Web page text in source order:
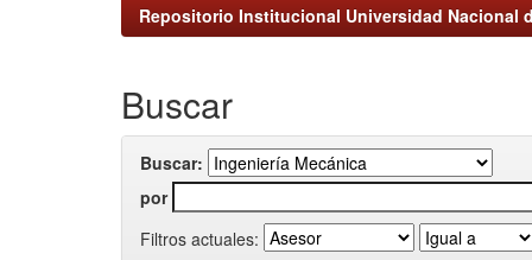
Repositorio Institucional Universidad Nacional
Buscar
Buscar:
por
Filtros actuales: